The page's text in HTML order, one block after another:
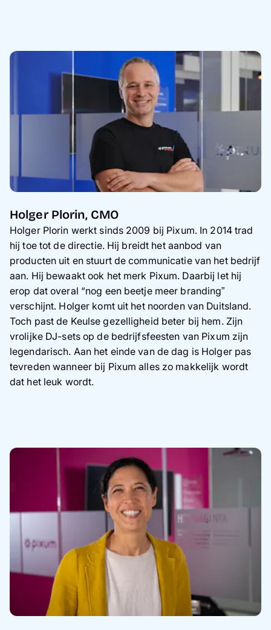
Holger Plorin, CMO
Holger Plorin werkt sinds 2009 bij Pixum. In 2014 trad
hij toe tot de directie. Hij breidt het aanbod van
producten uit en stuurt de communicatie van het bedrijf
aan. Hij bewaakt ook het merk Pixum. Daarbij let hij
erop dat overal “nog een beetje meer branding”
verschijnt. Holger komt uit het noorden van Duitsland.
Toch past de Keulse gezelligheid beter bij hem. Zijn
vrolijke DJ-sets op de bedrijfsfeesten van Pixum zijn
legendarisch. Aan het einde van de dag is Holger pas
tevreden wanneer bij Pixum alles zo makkelijk wordt
dat het leuk wordt.